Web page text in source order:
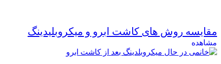
مقایسه روش های کاشت ابرو و میکروبلیدینگ
مشاهده